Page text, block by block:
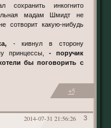
сохранить инкогнито
мадам Шмидт не
сотворит какую-нибудь
- кивнул в сторону
принцессы, - поручик
бы поговорить с
+5
3
2014-07-31 21:56:26